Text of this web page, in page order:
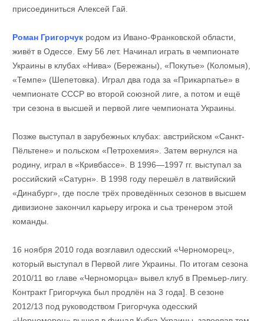
присоединиться Алексей Гай.
Роман Григорчук родом из Ивано-Франковской области,
живёт в Одессе. Ему 56 лет. Начинал играть в чемпионате
Украины в клубах «Нива» (Бережаны), «Покутье» (Коломыя),
«Темпе» (Шепетовка). Играл два года за «Прикарпатье» в
чемпионате СССР во второй союзной лиге, а потом и ещё
три сезона в высшей и первой лиге чемпионата Украины.
Позже выступал в зарубежных клубах: австрийском «Санкт-
Пёльтене» и польском «Петрохемия». Затем вернулся на
родину, играл в «Кривбассе». В 1996—1997 гг. выступал за
российский «Сатурн». В 1998 году перешёл в латвийский
«Динабург», где после трёх проведённых сезонов в высшем
дивизионе закончил карьеру игрока и сьа тренером этой
команды.
16 ноября 2010 года возглавил одесский «Черноморец»,
который выступал в Первой лиге Украины. По итогам сезона
2010/11 во главе «Черноморца» вывел клуб в Премьер-лигу.
Контракт Григорчука был продлён на 3 года]. В сезоне
2012/13 под руководством Григорчука одесский